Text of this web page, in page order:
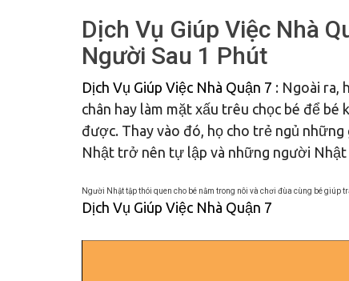
Dịch Vụ Giúp Việc Nhà
Người Sau 1 Phút
Dịch Vụ Giúp Việc Nhà Quận 7 : Ngoài ra,
chân hay làm mặt xấu trêu chọc bé để
được. Thay vào đó, họ cho trẻ ngủ
Nhật trở nên tự lập và những người
Người Nhật tập thói quen cho bé nằm trong nôi và chơi đùa cùng bé giúp
Dịch Vụ Giúp Việc Nhà Quận 7